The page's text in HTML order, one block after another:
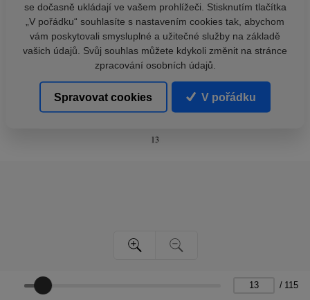
/ 115
se dočasně ukládají ve vašem prohlížeči. Stisknutím tlačítka
„V pořádku“ souhlasíte s nastavením cookies tak, abychom
vám poskytovali smysluplné a užitečné služby na základě
vašich údajů. Svůj souhlas můžete kdykoli změnit na stránce
zpracování osobních údajů.
Spravovat cookies V pořádku